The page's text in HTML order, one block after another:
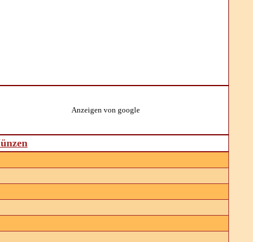
Anzeigen von google